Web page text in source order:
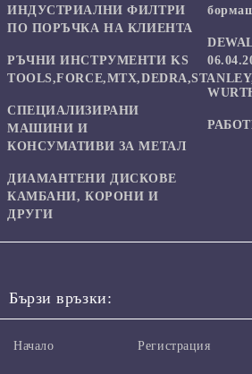
ИНДУСТРИАЛНИ ФИЛТРИ
ПО ПОРЪЧКА НА КЛИЕНТА
РЪЧНИ ИНСТРУМЕНТИ KS
СПЕЦИАЛИЗИРАНИ
МАШИНИ И
КОНСУМАТИВИ ЗА МЕТАЛ
ДИАМАНТЕНИ ДИСКОВЕ
КАМБАНИ, КОРОНИ И
ДРУГИ
Бързи връзки:
Начало Регистрация